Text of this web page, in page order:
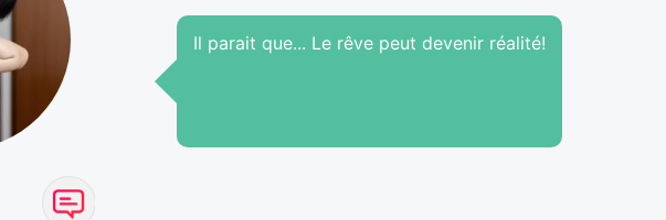
Il parait que... Le rêve peut devenir réalité!